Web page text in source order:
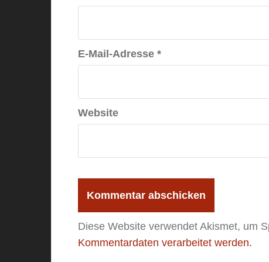
E-Mail-Adresse *
Website
Diese Website verwendet Akismet, um
Kommentardaten verarbeitet werden.